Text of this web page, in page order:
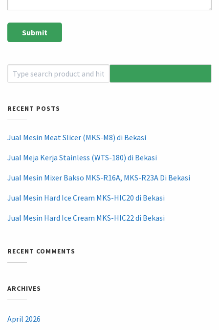
RECENT POSTS
Jual Mesin Meat Slicer (MKS-M8) di Bekasi
Jual Meja Kerja Stainless (WTS-180) di Bekasi
Jual Mesin Mixer Bakso MKS-R16A, MKS-R23A Di Bekasi
Jual Mesin Hard Ice Cream MKS-HIC20 di Bekasi
Jual Mesin Hard Ice Cream MKS-HIC22 di Bekasi
RECENT COMMENTS
ARCHIVES
April 2026